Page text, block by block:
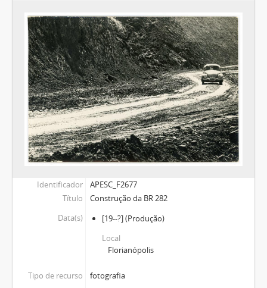
Identificador
APESC_F2677
Título
Construção da BR 282
Data(s)
[19--?](Produção)
Local
Florianópolis
Tipo de recurso
fotografia